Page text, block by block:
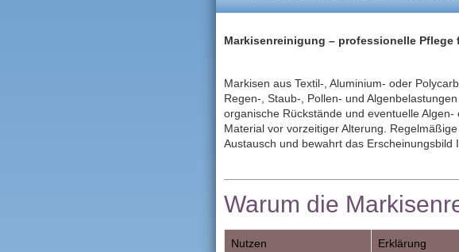
Markisenreinigung – professionelle
Markisen aus Textil‑, Aluminium‑ oder
Regen‑, Staub‑, Pollen‑ und
organische Rückstände und eventuelle
Material vor vorzeitiger Alterung.
Austausch und bewahrt das Erscheinungsbild
Warum die
Nutzen Erklärung